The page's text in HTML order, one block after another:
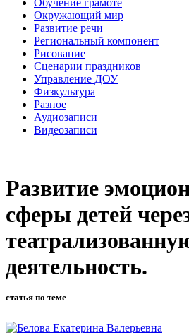
Окружающий мир
Развитие речи
Региональный компонент
Рисование
Сценарии праздников
Управление ДОУ
Физкультура
Разное
Аудиозаписи
Видеозаписи
Развитие
сферы детей
деятельность.
статья по теме